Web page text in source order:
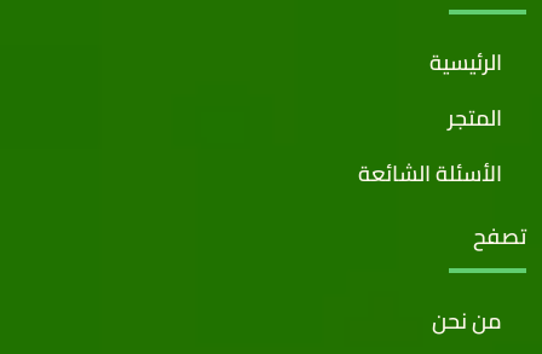
الرئيسية
المتجر
الأسئلة الشائعة
تصفح
من نحن